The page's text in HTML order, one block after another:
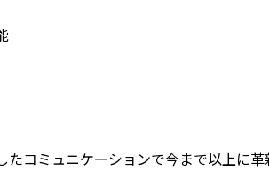
コミュニケーションで今まで以上に